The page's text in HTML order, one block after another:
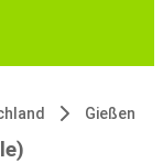
Gießen